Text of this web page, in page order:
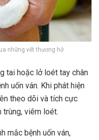
những vết thương hở
tai hoặc lở loét tay chân
uốn ván. Khi phát hiện
theo dõi và tích cực
trùng, viêm loét.
mắc bệnh uốn ván,